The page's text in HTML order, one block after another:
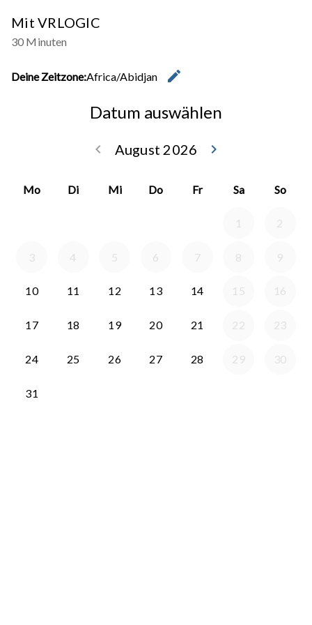
Mit VRLOGIC
30 Minuten
Deine Zeitzone:Africa/Abidjan
edit
Datum auswählen
August 2026
keyboard_arrow_left
keyboard_arrow_right
Mo Di Mi Do Fr Sa So
1 2
3 4 5 6 7 8 9
10 11 12 13 14 15 16
17 18 19 20 21 22 23
24 25 26 27 28 29 30
31